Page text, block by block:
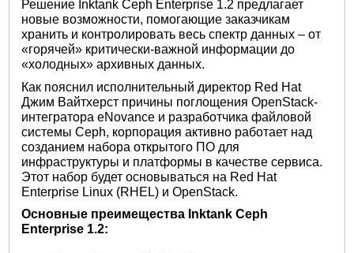
Решение Inktank Ceph Enterprise 1.2 предлагает
новые возможности, помогающие заказчикам
хранить и контролировать весь спектр данных – от
«горячей» критически-важной информации до
«холодных» архивных данных.
Как пояснил исполнительный директор Red Hat
Джим Вайтхерст причины поглощения OpenStack-
интегратора eNovance и разработчика файловой
системы Ceph, корпорация активно работает над
созданием набора открытого ПО для
инфраструктуры и платформы в качестве сервиса.
Этот набор будет основываться на Red Hat
Enterprise Linux (RHEL) и OpenStack.
Основные преимещества Inktank Ceph
Enterprise 1.2: